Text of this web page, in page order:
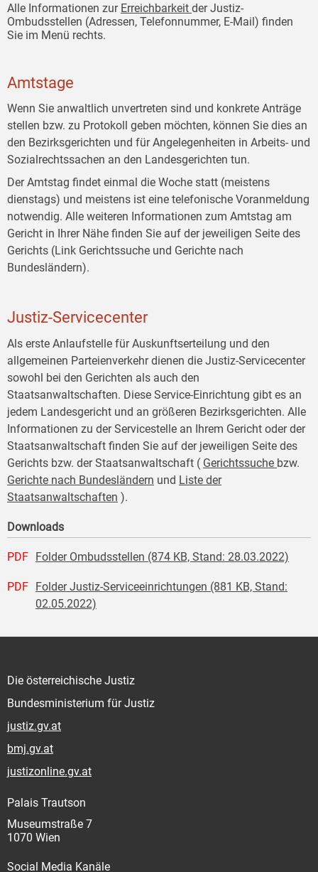
Alle Informationen zur Erreichbarkeit der Justiz-
Ombudsstellen (Adressen, Telefonnummer, E-Mail) finden
Sie im Menü rechts.
Amtstage
Wenn Sie anwaltlich unvertreten sind und konkrete Anträge
stellen bzw. zu Protokoll geben möchten, können Sie dies an
den Bezirksgerichten und für Angelegenheiten in Arbeits- und
Sozialrechtssachen an den Landesgerichten tun.
Der Amtstag findet einmal die Woche statt (meistens
dienstags) und meistens ist eine telefonische Voranmeldung
notwendig. Alle weiteren Informationen zum Amtstag am
Gericht in Ihrer Nähe finden Sie auf der jeweiligen Seite des
Gerichts (Link Gerichtssuche und Gerichte nach
Bundesländern).
Justiz-Servicecenter
Als erste Anlaufstelle für Auskunftserteilung und den
allgemeinen Parteienverkehr dienen die Justiz-Servicecenter
sowohl bei den Gerichten als auch den
Staatsanwaltschaften. Diese Service-Einrichtung gibt es an
jedem Landesgericht und an größeren Bezirksgerichten. Alle
Informationen zu der Servicestelle an Ihrem Gericht oder der
Staatsanwaltschaft finden Sie auf der jeweiligen Seite des
Gerichts bzw. der Staatsanwaltschaft ( Gerichtssuche bzw.
Gerichte nach Bundesländern und Liste der
Staatsanwaltschaften ).
Downloads
PDF Folder Ombudsstellen (874 KB, Stand: 28.03.2022)
PDF Folder Justiz-Serviceeinrichtungen (881 KB, Stand:
02.05.2022)
Die österreichische Justiz
Bundesministerium für Justiz
justiz.gv.at
bmj.gv.at
justizonline.gv.at
Palais Trautson
Museumstraße 7
1070 Wien
Social Media Kanäle